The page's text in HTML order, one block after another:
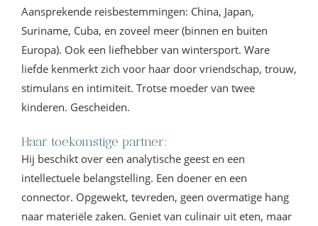
Aansprekende reisbestemmingen: China, Japan,
Suriname, Cuba, en zoveel meer (binnen en buiten
Europa). Ook een liefhebber van wintersport. Ware
liefde kenmerkt zich voor haar door vriendschap, trouw,
stimulans en intimiteit. Trotse moeder van twee
kinderen. Gescheiden.
Haar toekomstige partner:
Hij beschikt over een analytische geest en een
intellectuele belangstelling. Een doener en een
connector. Opgewekt, tevreden, geen overmatige hang
naar materiële zaken. Geniet van culinair uit eten, maar